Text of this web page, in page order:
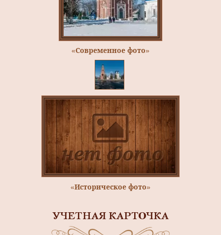
«Современное фото»
«Историческое фото»
УЧЕТНАЯ КАРТОЧКА